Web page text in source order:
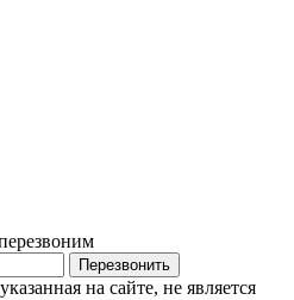
Перезвонить
на сайте, не является